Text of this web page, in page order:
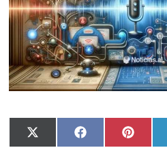
Compartir
en
X
Compartir
en
Facebook
en